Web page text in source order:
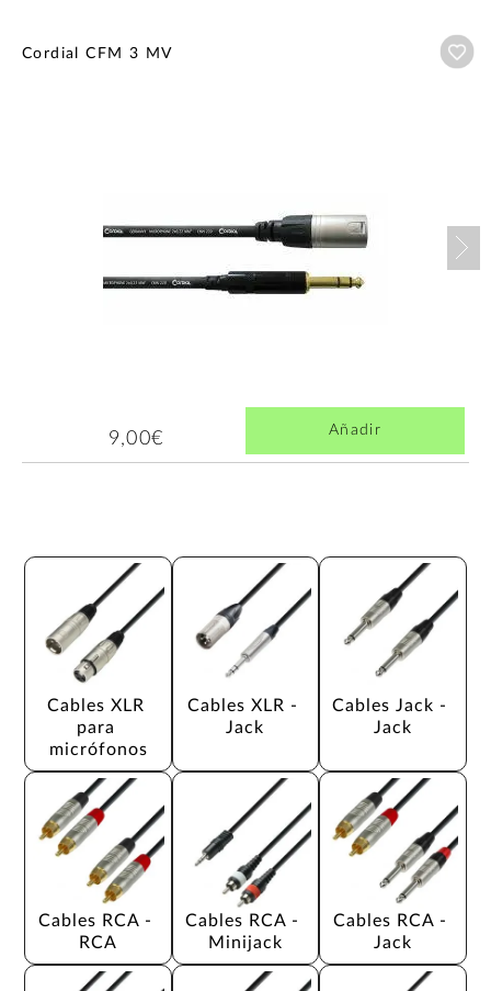
Cordial CFM 3 MV
9,00€ Añadir
Cables XLR
para
micrófonos
Cables XLR -
Jack
Cables Jack -
Jack
Cables RCA -
RCA
Cables RCA -
Minijack
Cables RCA -
Jack